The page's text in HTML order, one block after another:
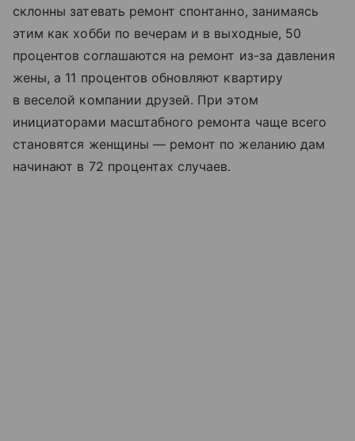
склонны затевать ремонт спонтанно, занимаясь
этим как хобби по вечерам и в выходные, 50
процентов соглашаются на ремонт из-за давления
жены, а 11 процентов обновляют квартиру
в веселой компании друзей. При этом
инициаторами масштабного ремонта чаще всего
становятся женщины — ремонт по желанию дам
начинают в 72 процентах случаев.